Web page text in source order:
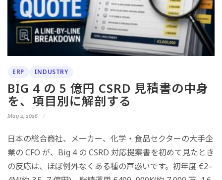
ERP INDUSTRY
BIG 4 の 5 億円 CSRD 見積書の中身
を、項目別に解剖する
May 4, 2026
日本の総合商社、メーカー、化学・食品セクターの大手企
業の CFO が、Big 4 の CSRD 対応提案書を初めて見たとき
の反応は、ほぼ例外なくある種の戸惑いです。初年度 €2–